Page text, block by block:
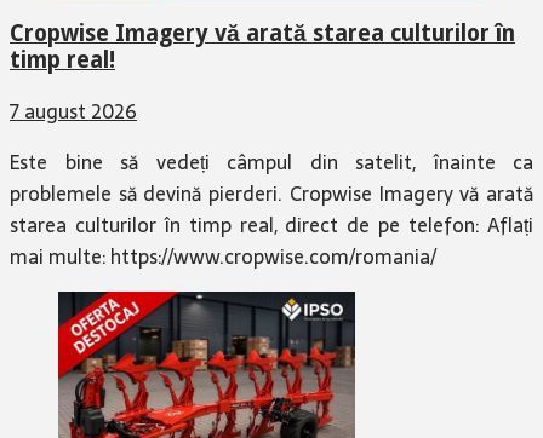
Cropwise Imagery vă arată starea culturilor în
timp real!
7 august 2026
Este bine să vedeți câmpul din satelit, înainte ca
problemele să devină pierderi. Cropwise Imagery vă arată
starea culturilor în timp real, direct de pe telefon: Aflați
mai multe: https://www.cropwise.com/romania/